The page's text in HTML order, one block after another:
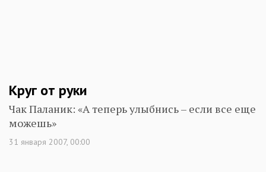
Круг от руки
Чак Паланик: «А теперь улыбнись – если все еще
можешь»
31 января 2007, 00:00